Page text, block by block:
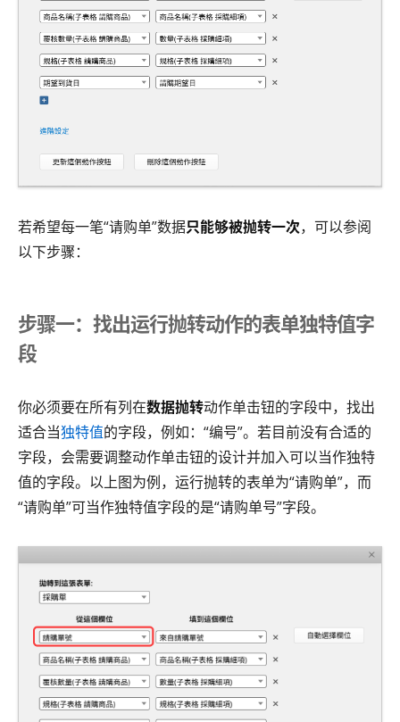
若希望每一笔“请购单”数据只能够被抛转一次，可以参阅
以下步骤：
步骤一：找出运行抛转动作的表单独特值字
段
你必须要在所有列在数据抛转动作单击钮的字段中，找出
适合当独特值的字段，例如：“编号”。若目前没有合适的
字段，会需要调整动作单击钮的设计并加入可以当作独特
值的字段。以上图为例，运行抛转的表单为“请购单”，而
“请购单”可当作独特值字段的是“请购单号”字段。